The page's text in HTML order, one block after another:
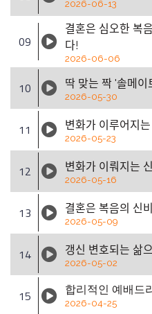
2026-06-13
09
결혼은 심오한
다!
2026-06-06
10 딱 맞는 짝
2026-05-30
11 변화가 이루어지는
2026-05-23
12 변화가 이뤄지는
2026-05-16
13 결혼은 복음의
2026-05-09
14 갱신 변호되는
2026-05-02
15 합리적인 예배드
2026-04-25